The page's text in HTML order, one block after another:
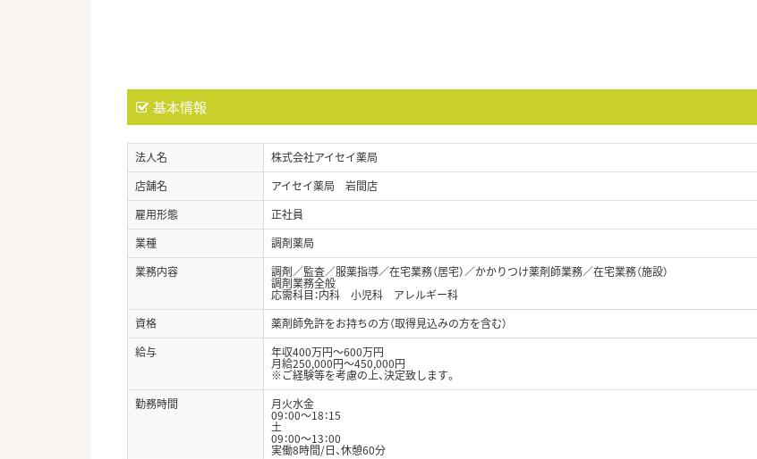
基本情報
法人名
株式会社アイセイ薬局
店舗名
アイセイ薬局 岩間店
雇用形態
正社員
業種
調剤薬局
業務内容
調剤／監査／服薬指導／在宅業務（居宅）／かかりつけ薬剤師業務／在宅業務（施設）
調剤業務全般
応需科目：内科 小児科 アレルギー科
資格
薬剤師免許をお持ちの方（取得見込みの方を含む）
給与
年収400万円～600万円
月給250,000円～450,000円
※ご経験等を考慮の上、決定致します。
勤務時間
月火水金
09：00～18：15
土
09：00～13：00
実働8時間/日、休憩60分